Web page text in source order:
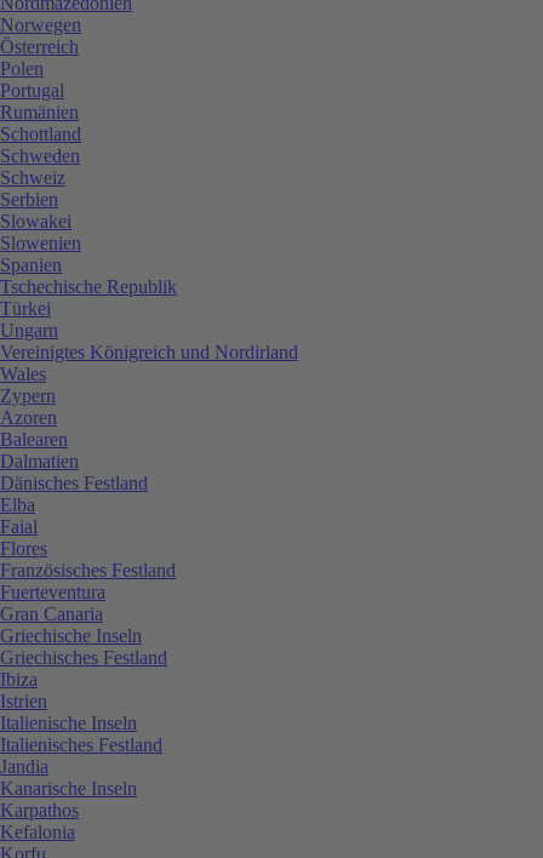
Norwegen
Österreich
Polen
Portugal
Rumänien
Schottland
Schweden
Schweiz
Serbien
Slowakei
Slowenien
Spanien
Tschechische Republik
Türkei
Ungarn
Vereinigtes Königreich und Nordirland
Wales
Zypern
Azoren
Balearen
Dalmatien
Dänisches Festland
Elba
Faial
Flores
Französisches Festland
Fuerteventura
Gran Canaria
Griechische Inseln
Griechisches Festland
Ibiza
Istrien
Italienische Inseln
Italienisches Festland
Jandia
Kanarische Inseln
Karpathos
Kefalonia
Korfu